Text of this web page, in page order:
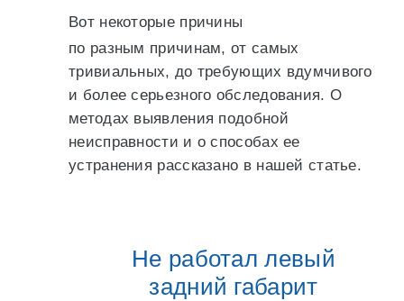
Вот некоторые причины
по разным причинам, от самых
тривиальных, до требующих вдумчивого
и более серьезного обследования. О
методах выявления подобной
неисправности и о способах ее
устранения рассказано в нашей статье.
Не работал левый
задний габарит